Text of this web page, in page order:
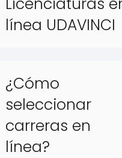
línea UDAVINCI
¿Cómo
seleccionar
carreras en
línea?